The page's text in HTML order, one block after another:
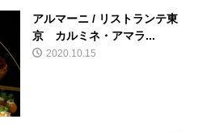
アルマーニ / リストランテ東
京 カルミネ・アマラ...
2020.10.15